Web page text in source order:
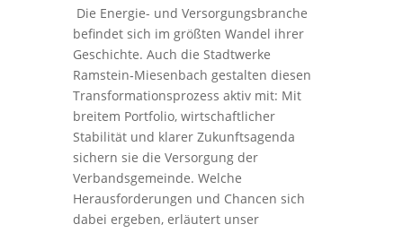
Die Energie- und Versorgungsbranche
befindet sich im größten Wandel ihrer
Geschichte. Auch die Stadtwerke
Ramstein‑Miesenbach gestalten diesen
Transformationsprozess aktiv mit: Mit
breitem Portfolio, wirtschaftlicher
Stabilität und klarer Zukunftsagenda
sichern sie die Versorgung der
Verbandsgemeinde. Welche
Herausforderungen und Chancen sich
dabei ergeben, erläutert unser